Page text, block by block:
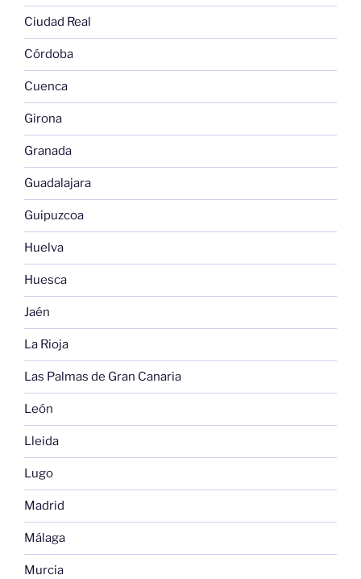
Ciudad Real
Córdoba
Cuenca
Girona
Granada
Guadalajara
Guipuzcoa
Huelva
Huesca
Jaén
La Rioja
Las Palmas de Gran Canaria
León
Lleida
Lugo
Madrid
Málaga
Murcia